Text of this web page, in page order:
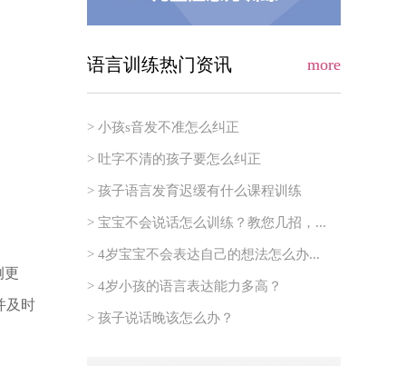
更
及时
语言训练热门资讯 more
> 小孩s音发不准怎么纠正
> 吐字不清的孩子要怎么纠正
> 孩子语言发育迟缓有什么课程训练
> 宝宝不会说话怎么训练？教您几招，...
> 4岁宝宝不会表达自己的想法怎么办...
> 4岁小孩的语言表达能力多高？
> 孩子说话晚该怎么办？